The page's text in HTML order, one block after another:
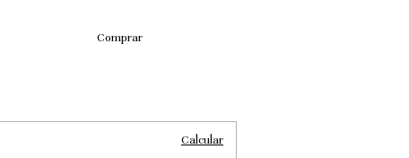
Calcular